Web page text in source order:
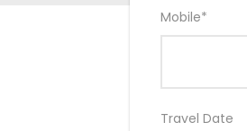
Mobile*
Travel Date